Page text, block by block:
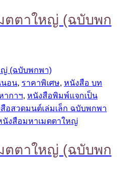
ตตาใหญ่ (ฉบับพก
อน, ราคาพิเศษ, หนังสือ บท
ากาฯ, หนังสือพิมพ์แจกเป็น
อสวดมนต์เล่มเล็ก ฉบับพกพา
งสือมหาเมตตาใหญ่
ตตาใหญ่ (ฉบับพก